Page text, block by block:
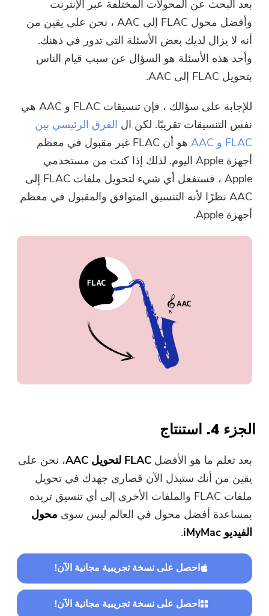
بعد البحث عن المحولات المختلفة عبر الإنترنت
وأفضل محول FLAC إلى AAC ، نحن على يقين من
أنه لا يزال لديك بعض الأسئلة التي تدور في ذهنك.
وأحد هذه الأسئلة هو السؤال عن سبب قيام الناس
بتحويل FLAC إلى AAC.
للإجابة على سؤالك ، فإن تنسيقات FLAC و AAC هي
نفس التنسيقات تقريبًا. لكن ال الفرق الرئيسي بين
FLAC و AAC
هو أن FLAC غير مقبول في معظم
أجهزة Apple اليوم. لذلك إذا كنت من مستخدمي
Apple ، فستفعل أي شيء لتحويل ملفات FLAC إلى
AAC نظرًا لأنه التنسيق المتوافق والمقبول في معظم
أجهزة Apple.
الجزء 4. استنتاج
بعد تعلم ما هو الأفضلFLAC لتحويل AAC
، نحن على
يقين من أنك ستبذل الآن قصارى جهدك في تحويل
ملفات FLAC والملفات الأخرى إلى أي تنسيق تريده
بمساعدة أفضل محول في العالم ليس سوى محول
الفيديو iMyMac
.
احصل على نسخة تجريبية مجانية الآن!
احصل على نسخة تجريبية مجانية الآن!